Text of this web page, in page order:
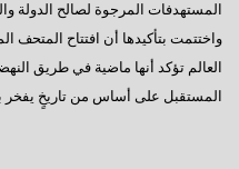
المستهدفات المرجوة لصالح الدولة
واختتمت بتأكيدها أن افتتاح
العالم تؤكد أنها ماضية في طريق
المستقبل على أساس من تاريخٍ